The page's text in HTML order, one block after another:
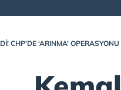
CHP’DE ‘ARINMA’ OPERASYONU